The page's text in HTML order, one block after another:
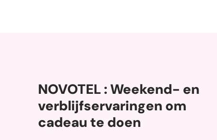
NOVOTEL : Weekend- en
verblijfservaringen om
cadeau te doen